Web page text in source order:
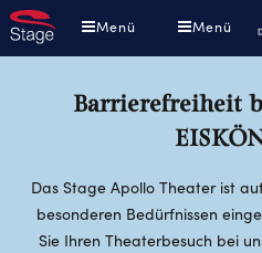
Direkt
zum
Menü Menü
Barrierefreiheit
Das Stage Apollo Theater ist
besonderen Bedürfnissen
Sie Ihren Theaterbesuch bei